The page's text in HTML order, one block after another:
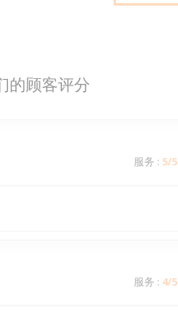
的顾客评分
服务 : 5/5
服务 : 4/5